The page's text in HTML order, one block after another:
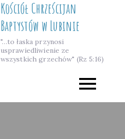
Kościół Chrześcijan
Baptystów w Lubinie
"…to łaska przynosi
usprawiedliwienie ze
wszystkich grzechów" (Rz 5:16)